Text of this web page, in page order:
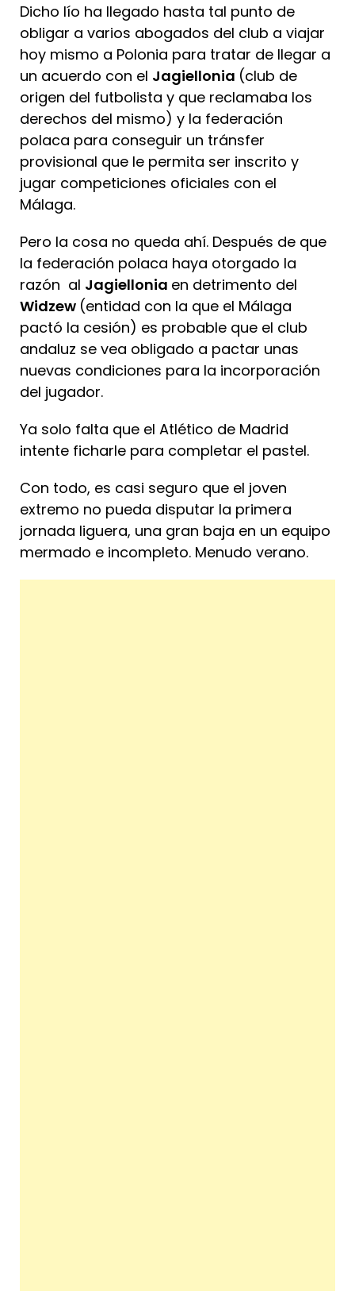
Dicho lío ha llegado hasta tal punto de
obligar a varios abogados del club a viajar
hoy mismo a Polonia para tratar de llegar a
un acuerdo con el Jagiellonia (club de
origen del futbolista y que reclamaba los
derechos del mismo) y la federación
polaca para conseguir un tránsfer
provisional que le permita ser inscrito y
jugar competiciones oficiales con el
Málaga.
Pero la cosa no queda ahí. Después de que
la federación polaca haya otorgado la
razón al Jagiellonia en detrimento del
Widzew (entidad con la que el Málaga
pactó la cesión) es probable que el club
andaluz se vea obligado a pactar unas
nuevas condiciones para la incorporación
del jugador.
Ya solo falta que el Atlético de Madrid
intente ficharle para completar el pastel.
Con todo, es casi seguro que el joven
extremo no pueda disputar la primera
jornada liguera, una gran baja en un equipo
mermado e incompleto. Menudo verano.